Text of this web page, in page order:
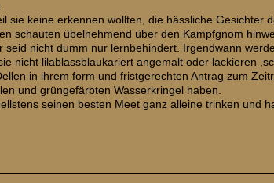
sie keine erkennen wollten, die hässliche
schauten übelnehmend über den Kampfgnom
seid nicht dumm nur lernbehindert. Irgendwann
nicht lilablassblaukariert angemalt oder lackieren
in ihrem form und fristgerechten Antrag zum
und grüngefärbten Wasserkringel haben.
seinen besten Meet ganz alleine trinken